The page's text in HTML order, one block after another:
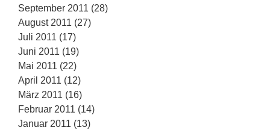
September 2011 (28)
August 2011 (27)
Juli 2011 (17)
Juni 2011 (19)
Mai 2011 (22)
April 2011 (12)
März 2011 (16)
Februar 2011 (14)
Januar 2011 (13)